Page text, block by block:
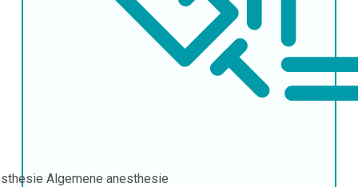
Algemene anesthesie